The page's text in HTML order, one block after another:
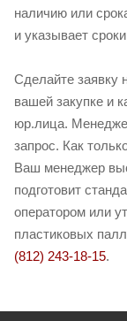
наличию или
и указывает
Сделайте заявку
вашей закупке и
юр.лица.
запрос. Как
Ваш менеджер
подготовит
оператором или
пластиковых
(812) 243-18-15.